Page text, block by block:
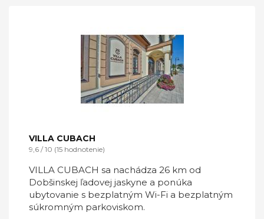
VILLA CUBACH
9,6 / 10 (15 hodnotenie)
VILLA CUBACH sa nachádza 26 km od
Dobšinskej ľadovej jaskyne a ponúka
ubytovanie s bezplatným Wi-Fi a bezplatným
súkromným parkoviskom.